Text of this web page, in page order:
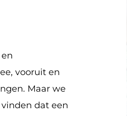
vooruit en
Maar we
dat een